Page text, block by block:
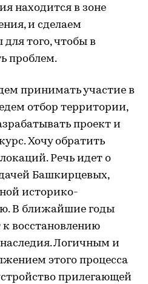
находится в зоне
и сделаем
того, чтобы в
проблем.
принимать участие в
отбор территории,
проект и
Хочу обратить
Речь идет о
Башкирцевых,
историко-
В ближайшие годы
восстановлению
Логичным и
этого процесса
прилегающей